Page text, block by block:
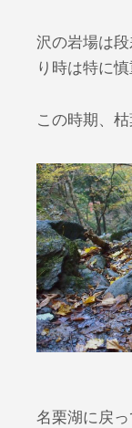
沢の岩場は
り時は特に慎
この時期、
名栗湖に戻